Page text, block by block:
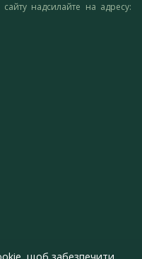
надсилайте на адресу: